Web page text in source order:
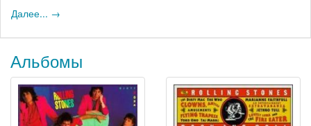
Далее... →
Альбомы